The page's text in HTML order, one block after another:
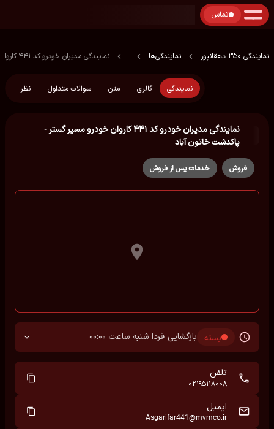
تماس
نمایندگی 350 دهقانپور نمایندگی‌ها نمایندگی مدیران خودرو کد ۴۴۱ کاروان خودرو مسیر گستر - پاكدشت خاتون آباد
نمایندگی گالری متن سوالات متداول نظر
نمایندگی مدیران خودرو کد ۴۴۱ کاروان خودرو مسیر گستر -
پاكدشت خاتون آباد
فروش خدمات پس از فروش
بسته بازگشایی فردا شنبه ساعت 00:00
تلفن
02195118008
ایمیل
Asgarifar441@mvmco.ir